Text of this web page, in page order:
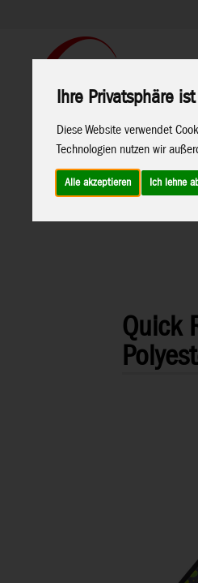
Ihre Privatsphäre
Diese Website verwendet
Technologien nutzen wir
Alle akzeptieren Ich lehne
Home Marken
Quick